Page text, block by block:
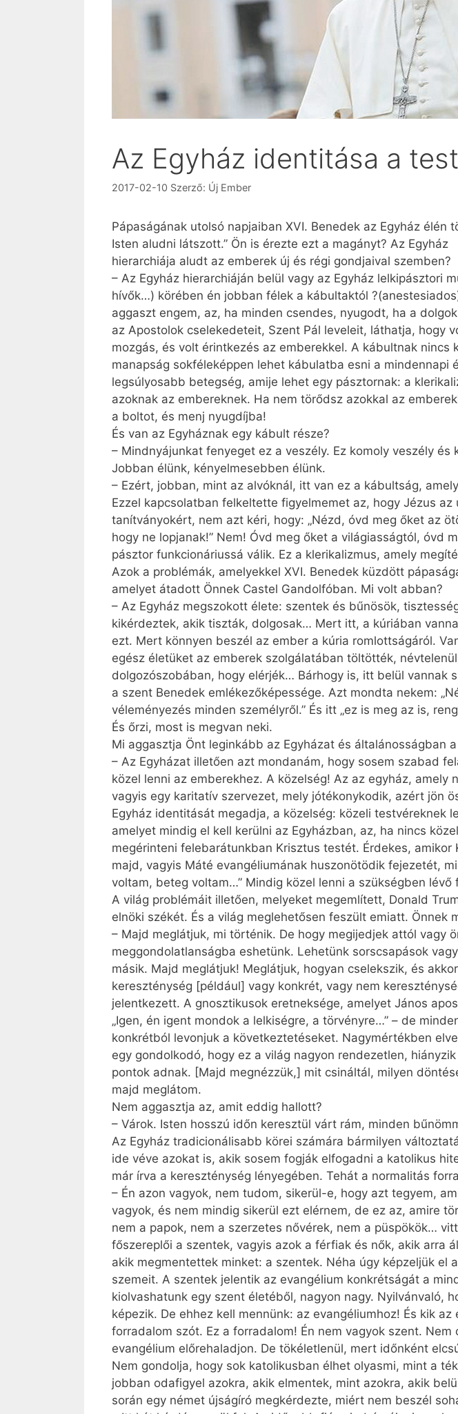
Az Egyház identitása a
2017-02-10 Szerző: Új Ember
Pápaságának utolsó napjaiban XVI. Benedek az Egyház
Isten aludni látszott.” Ön is érezte ezt a magányt? Az Egyház
hierarchiája aludt az emberek új és régi gondjaival szemben?
– Az Egyház hierarchiáján belül vagy az Egyház lelkipásztori
hívők…) körében én jobban félek a kábultaktól
aggaszt engem, az, ha minden csendes, nyugodt, ha a
az Apostolok cselekedeteit, Szent Pál leveleit, láthatja, hogy
mozgás, és volt érintkezés az emberekkel. A kábultnak
manapság sokféleképpen lehet kábulatba esni a mindennapi
legsúlyosabb betegség, amije lehet egy pásztornak: a
azoknak az embereknek. Ha nem törődsz azokkal az
a boltot, és menj nyugdíjba!
És van az Egyháznak egy kábult része?
– Mindnyájunkat fenyeget ez a veszély. Ez komoly veszély
Jobban élünk, kényelmesebben élünk.
– Ezért, jobban, mint az alvóknál, itt van ez a kábultság,
Ezzel kapcsolatban felkeltette figyelmemet az, hogy Jézus
tanítványokért, nem azt kéri, hogy: „Nézd, óvd meg őket az
hogy ne lopjanak!” Nem! Óvd meg őket a világiasságtól, óvd
pásztor funkcionáriussá válik. Ez a klerikalizmus, amely
Azok a problémák, amelyekkel XVI. Benedek küzdött
amelyet átadott Önnek Castel Gan­dolfóban. Mi volt abban?
– Az Egyház megszokott élete: szentek és bűnösök,
kikérdeztek, akik tiszták, dolgosak… Mert itt, a kúriában
ezt. Mert könnyen beszél az ember a kúria romlottságáról.
egész életüket az emberek szolgálatában töltötték,
dolgozószobában, hogy elérjék… Bárhogy is, itt belül vannak
a szent Benedek emlékezőképessége. Azt mondta nekem:
véleményezés minden személyről.” És itt „ez is meg az is,
És őrzi, most is megvan neki.
Mi aggasztja Önt leginkább az Egyházat és általánosságban
– Az Egyházat illetően azt mondanám, hogy sosem szabad
közel lenni az emberekhez. A közelség! Az az egyház,
vagyis egy karitatív szervezet, mely jótékonykodik, azért jön
Egyház identitását megadja, a közelség: közeli testvéreknek
amelyet mindig el kell kerülni az Egyházban, az, ha nincs
megérinteni felebarátunkban Krisztus testét. Érdekes,
majd, vagyis Máté evangéliumának huszonötödik fejezetét,
voltam, beteg voltam…” Mindig közel lenni a szükségben
A világ problémáit illetően, melyeket megemlített, Donald
elnöki székét. És a világ meglehetősen feszült emiatt. Önnek
– Majd meglátjuk, mi történik. De hogy megijedjek attól vagy
meggondolatlanságba eshetünk. Lehetünk sorscsapások
másik. Majd meglátjuk! Meglátjuk, hogyan cselekszik, és
kereszténység [például] vagy konkrét, vagy nem
jelentkezett. A gnosztikusok eretneksége, amelyet János
„Igen, én igent mondok a lelkiségre, a törvényre…” – de
konkrétból levonjuk a következtetéseket. Nagymértékben
egy gondolkodó, hogy ez a világ nagyon rendezetlen,
pontok adnak. [Majd megnézzük,] mit csináltál, milyen
majd meglátom.
Nem aggasztja az, amit eddig hallott?
– Várok. Isten hosszú időn keresztül várt rám, minden
Az Egyház tradicionálisabb körei számára bármilyen
ide véve azokat is, akik sosem fogják elfogadni a katolikus
már írva a kereszténység lényegében. Tehát a normalitás
– Én azon vagyok, nem tudom, sikerül-e, hogy azt tegyem,
vagyok, és nem mindig sikerül ezt elérnem, de ez az, amire
nem a papok, nem a szerzetes nővérek, nem a püspökök…
főszereplői a szentek, vagyis azok a férfiak és nők, akik arra
akik megmentettek minket: a szentek. Néha úgy képzeljük
szemeit. A szentek jelentik az evangélium konkrétságát a
kiolvashatunk egy szent életéből, nagyon nagy. Nyilvánvaló,
képezik. De ehhez kell mennünk: az evangéliumhoz! És kik
forradalom szót. Ez a forradalom! Én nem vagyok szent.
evangélium előrehaladjon. De tökéletlenül, mert időnként
Nem gondolja, hogy sok katolikusban élhet olyasmi, mint a
jobban odafigyel azokra, akik elmentek, mint azokra, akik
során egy német újságíró megkérdezte, miért nem beszél